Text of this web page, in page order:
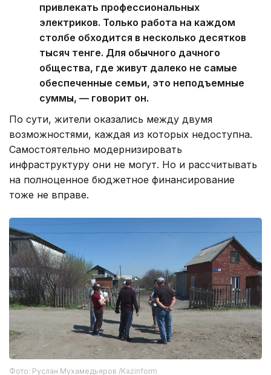
привлекать профессиональных
электриков. Только работа на каждом
столбе обходится в несколько десятков
тысяч тенге. Для обычного дачного
общества, где живут далеко не самые
обеспеченные семьи, это неподъемные
суммы, — говорит он.
По сути, жители оказались между двумя
возможностями, каждая из которых недоступна.
Самостоятельно модернизировать
инфраструктуру они не могут. Но и рассчитывать
на полноценное бюджетное финансирование
тоже не вправе.
Фото: Руслан Мухамедьяров /Kazinform